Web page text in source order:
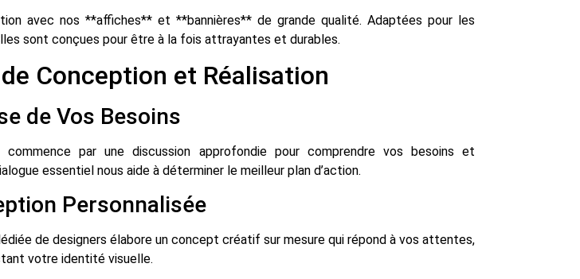
avec nos **affiches** et **bannières** de grande qualité. Adaptées pour les
sont conçues pour être à la fois attrayantes et durables.
Conception et Réalisation
de Vos Besoins
commence par une discussion approfondie pour comprendre vos besoins et
essentiel nous aide à déterminer le meilleur plan d’action.
Personnalisée
de designers élabore un concept créatif sur mesure qui répond à vos attentes,
votre identité visuelle.